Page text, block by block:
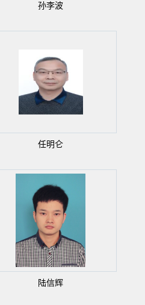
孙李波
任明仑
陆信辉